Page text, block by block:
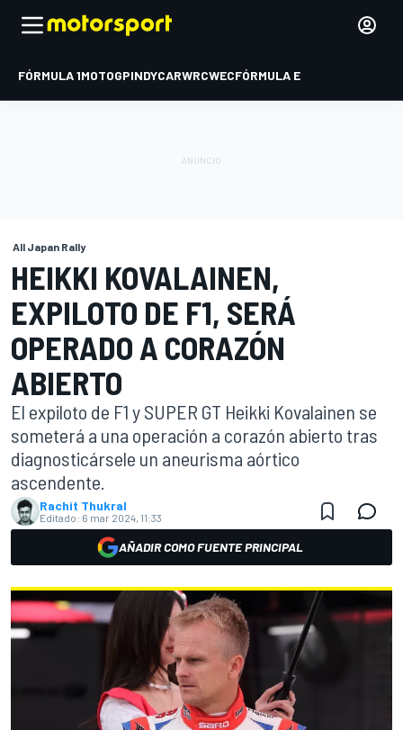
FÓRMULA 1MOTOGPINDYCARWRCWECFÓRMULA E
All Japan Rally
HEIKKI KOVALAINEN,
EXPILOTO DE F1, SERÁ
OPERADO A CORAZÓN
ABIERTO
El expiloto de F1 y SUPER GT Heikki Kovalainen se
someterá a una operación a corazón abierto tras
diagnosticársele un aneurisma aórtico
ascendente.
Rachit Thukral
Editado: 6 mar 2024, 11:33
AÑADIR COMO FUENTE PRINCIPAL